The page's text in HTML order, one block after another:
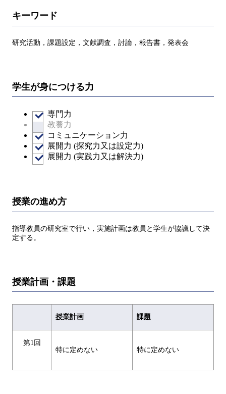
キーワード
研究活動，課題設定，⽂献調査，討論，報告書，発表会
学生が身につける力
専門力
教養力
コミュニケーション力
展開力 (探究力又は設定力)
展開力 (実践力又は解決力)
授業の進め方
指導教員の研究室で⾏い，実施計画は教員と学⽣が協議して決
定する。
授業計画・課題
授業計画 課題
第1回
特に定めない
特に定めない